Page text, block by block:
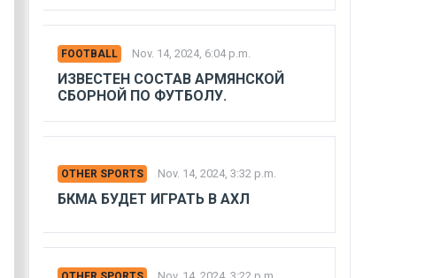
FOOTBALL Nov. 14, 2024, 6:04 p.m.
ИЗВЕСТЕН СОСТАВ АРМЯНСКОЙ
СБОРНОЙ ПО ФУТБОЛУ.
OTHER SPORTS Nov. 14, 2024, 3:32 p.m.
БКМА БУДЕТ ИГРАТЬ В АХЛ